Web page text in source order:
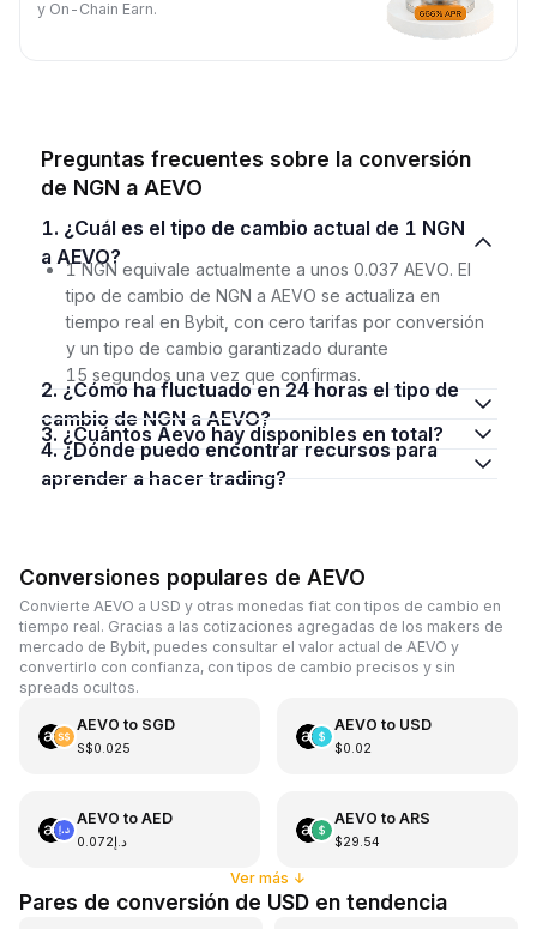
y On-Chain Earn.
Preguntas frecuentes sobre la conversión
de NGN a AEVO
1. ¿Cuál es el tipo de cambio actual de 1 NGN
a AEVO?
1 NGN equivale actualmente a unos 0.037 AEVO. El
tipo de cambio de NGN a AEVO se actualiza en
tiempo real en Bybit, con cero tarifas por conversión
y un tipo de cambio garantizado durante
15 segundos una vez que confirmas.
2. ¿Cómo ha fluctuado en 24 horas el tipo de
cambio de NGN a AEVO?
3. ¿Cuántos Aevo hay disponibles en total?
4. ¿Dónde puedo encontrar recursos para
aprender a hacer trading?
Conversiones populares de AEVO
Convierte AEVO a USD y otras monedas fiat con tipos de cambio en
tiempo real. Gracias a las cotizaciones agregadas de los makers de
mercado de Bybit, puedes consultar el valor actual de AEVO y
convertirlo con confianza, con tipos de cambio precisos y sin
spreads ocultos.
AEVO to SGD
S$0.025
AEVO to USD
$0.02
AEVO to AED
د.إ0.072
AEVO to ARS
$29.54
Ver más ↓
Pares de conversión de USD en tendencia